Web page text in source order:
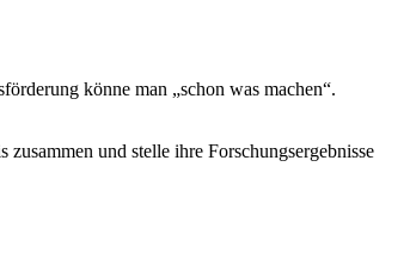
könne man „schon was machen“.
und stelle ihre Forschungsergebnisse